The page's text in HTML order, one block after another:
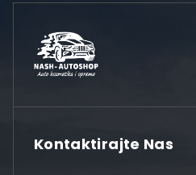
Kontaktirajte Nas